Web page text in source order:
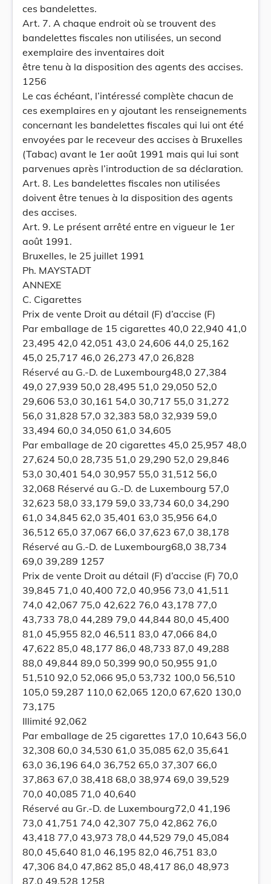
ces bandelettes.
Art. 7. A chaque endroit où se trouvent des
bandelettes fiscales non utilisées, un second
exemplaire des inventaires doit
être tenu à la disposition des agents des accises.
1256
Le cas échéant, l’intéressé complète chacun de
ces exemplaires en y ajoutant les renseignements
concernant les bandelettes fiscales qui lui ont été
envoyées par le receveur des accises à Bruxelles
(Tabac) avant le 1er août 1991 mais qui lui sont
parvenues après l’introduction de sa déclaration.
Art. 8. Les bandelettes fiscales non utilisées
doivent être tenues à la disposition des agents
des accises.
Art. 9. Le présent arrêté entre en vigueur le 1er
août 1991.
Bruxelles, le 25 juillet 1991
Ph. MAYSTADT
ANNEXE
C. Cigarettes
Prix de vente Droit au détail (F) d’accise (F)
Par emballage de 15 cigarettes 40,0 22,940 41,0
23,495 42,0 42,051 43,0 24,606 44,0 25,162
45,0 25,717 46,0 26,273 47,0 26,828
Réservé au G.-D. de Luxembourg48,0 27,384
49,0 27,939 50,0 28,495 51,0 29,050 52,0
29,606 53,0 30,161 54,0 30,717 55,0 31,272
56,0 31,828 57,0 32,383 58,0 32,939 59,0
33,494 60,0 34,050 61,0 34,605
Par emballage de 20 cigarettes 45,0 25,957 48,0
27,624 50,0 28,735 51,0 29,290 52,0 29,846
53,0 30,401 54,0 30,957 55,0 31,512 56,0
32,068 Réservé au G.-D. de Luxembourg 57,0
32,623 58,0 33,179 59,0 33,734 60,0 34,290
61,0 34,845 62,0 35,401 63,0 35,956 64,0
36,512 65,0 37,067 66,0 37,623 67,0 38,178
Réservé au G.-D. de Luxembourg68,0 38,734
69,0 39,289 1257
Prix de vente Droit au détail (F) d’accise (F) 70,0
39,845 71,0 40,400 72,0 40,956 73,0 41,511
74,0 42,067 75,0 42,622 76,0 43,178 77,0
43,733 78,0 44,289 79,0 44,844 80,0 45,400
81,0 45,955 82,0 46,511 83,0 47,066 84,0
47,622 85,0 48,177 86,0 48,733 87,0 49,288
88,0 49,844 89,0 50,399 90,0 50,955 91,0
51,510 92,0 52,066 95,0 53,732 100,0 56,510
105,0 59,287 110,0 62,065 120,0 67,620 130,0
73,175
Illimité 92,062
Par emballage de 25 cigarettes 17,0 10,643 56,0
32,308 60,0 34,530 61,0 35,085 62,0 35,641
63,0 36,196 64,0 36,752 65,0 37,307 66,0
37,863 67,0 38,418 68,0 38,974 69,0 39,529
70,0 40,085 71,0 40,640
Réservé au Gr.-D. de Luxembourg72,0 41,196
73,0 41,751 74,0 42,307 75,0 42,862 76,0
43,418 77,0 43,973 78,0 44,529 79,0 45,084
80,0 45,640 81,0 46,195 82,0 46,751 83,0
47,306 84,0 47,862 85,0 48,417 86,0 48,973
87,0 49,528 1258